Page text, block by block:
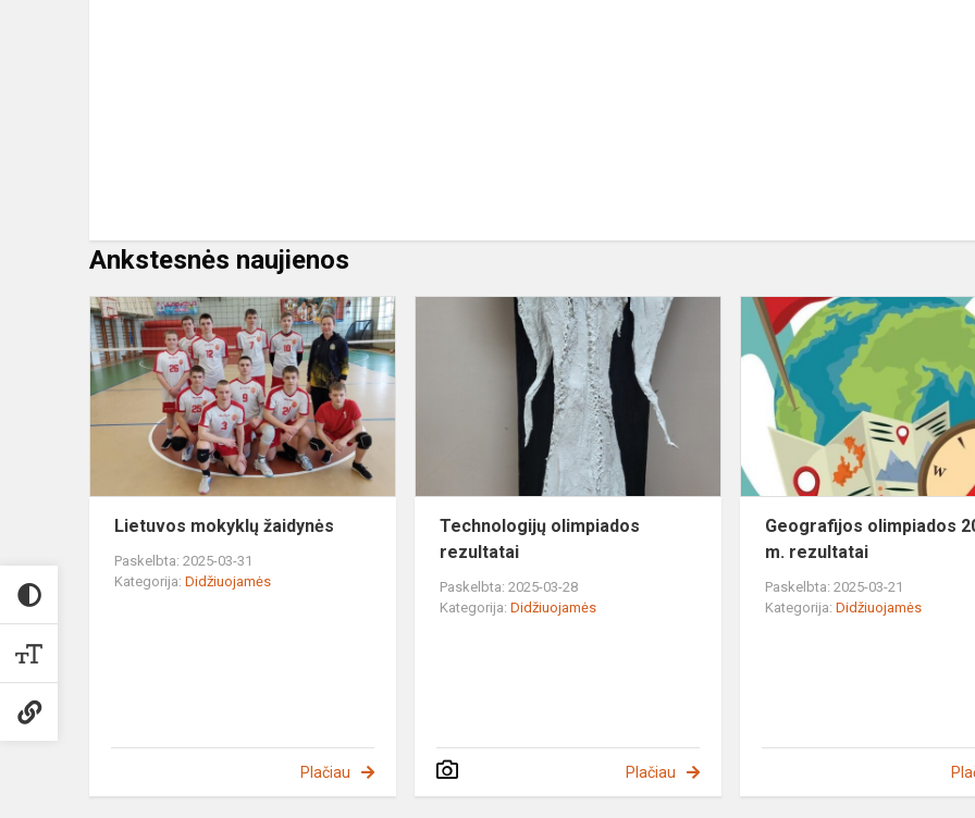
Ankstesnės naujienos
Lietuvos
mokyklų
žaidynės
Lietuvos mokyklų žaidynės
Paskelbta: 2025-03-31
Kategorija: Didžiuojamės
Plačiau
Technologijų
olimpiados
rezultatai
Technologijų olimpiados
rezultatai
Paskelbta: 2025-03-28
Kategorija:Didžiuojamės
Plačiau
Geografijos olimpiados
m. rezultatai
Paskelbta: 2025-03-21
Kategorija:Didžiuojamės